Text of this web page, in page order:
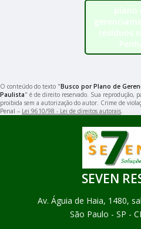
plano
resíduos
O conteúdo do texto "Busco por Plano de
Paulista" é de direito reservado. Sua reprodução,
proibida sem a autorização do autor. Crime de
Penal – Lei 9610/98 - Lei de direitos autorais
SEVEN
Av. Águia de Haia, 1480,
São Paulo - SP -